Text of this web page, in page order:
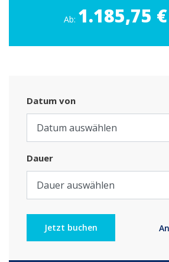
Ab: 1.185,75 €
Datum von
Dauer